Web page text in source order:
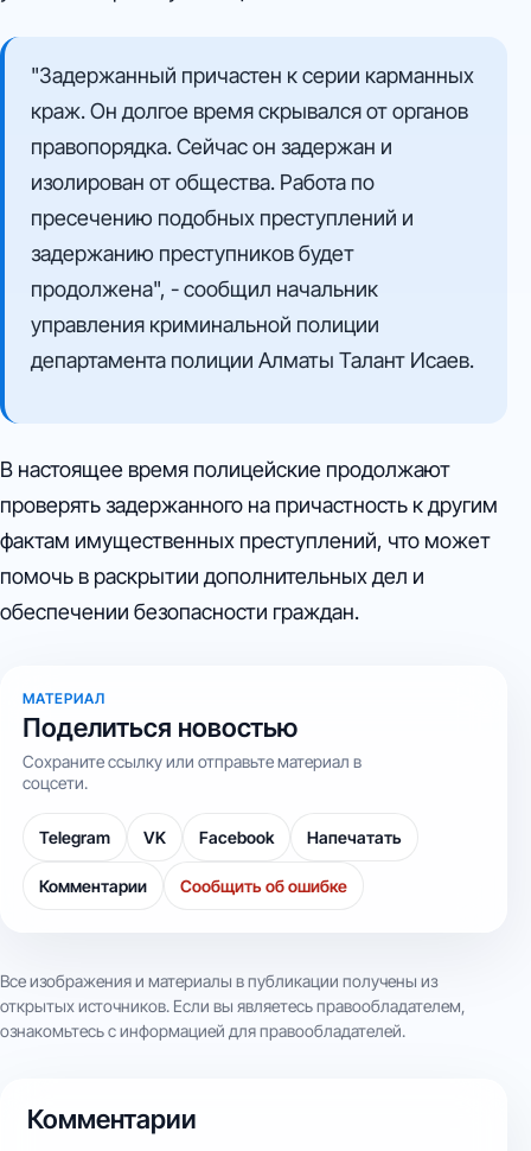
"Задержанный причастен к серии карманных
краж. Он долгое время скрывался от органов
правопорядка. Сейчас он задержан и
изолирован от общества. Работа по
пресечению подобных преступлений и
задержанию преступников будет
продолжена", - сообщил начальник
управления криминальной полиции
департамента полиции Алматы Талант Исаев.
В настоящее время полицейские продолжают
проверять задержанного на причастность к другим
фактам имущественных преступлений, что может
помочь в раскрытии дополнительных дел и
обеспечении безопасности граждан.
МАТЕРИАЛ
Поделиться новостью
Сохраните ссылку или отправьте материал в
соцсети.
Telegram VK Facebook Напечатать
Комментарии Сообщить об ошибке
Все изображения и материалы в публикации получены из
открытых источников. Если вы являетесь правообладателем,
ознакомьтесь с информацией для правообладателей.
Комментарии